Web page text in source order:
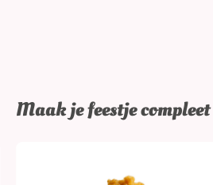
Maak je feestje compleet